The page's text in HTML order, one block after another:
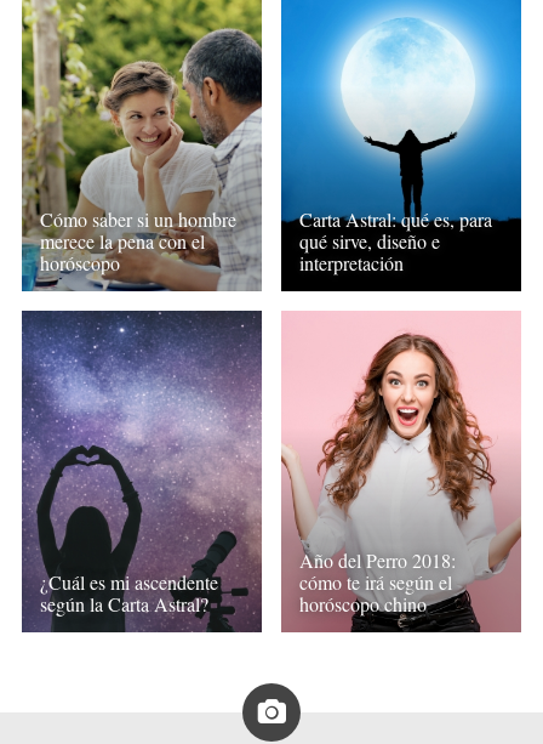
Cómo saber si un hombre
merece la pena con el
horóscopo
Carta Astral: qué es, para
qué sirve, diseño e
interpretación
¿Cuál es mi ascendente
según la Carta Astral?
Año del Perro 2018:
cómo te irá según el
horóscopo chino